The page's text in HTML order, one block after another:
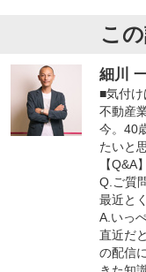
こ
細川
■気付
不動産
今。40
たいと
【Q&A】
Q.ご質
最近と
A.いっ
直近だ
の配信